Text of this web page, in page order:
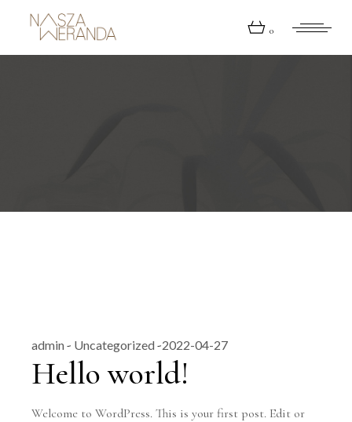
0
admin Uncategorized 2022-04-27
Hello world!
Welcome to WordPress. This is your first post. Edit or